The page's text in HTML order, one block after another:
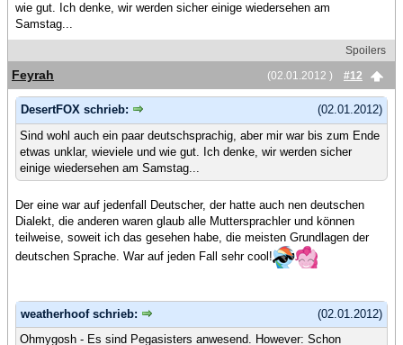
wie gut. Ich denke, wir werden sicher einige wiedersehen am
Samstag...
Spoilers
(02.01.2012 )
#12
Feyrah
(02.01.2012)
DesertFOX schrieb:
Sind wohl auch ein paar deutschsprachig, aber mir war bis zum Ende
etwas unklar, wieviele und wie gut. Ich denke, wir werden sicher
einige wiedersehen am Samstag...
Der eine war auf jedenfall Deutscher, der hatte auch nen deutschen
Dialekt, die anderen waren glaub alle Muttersprachler und können
teilweise, soweit ich das gesehen habe, die meisten Grundlagen der
deutschen Sprache. War auf jeden Fall sehr cool!
(02.01.2012)
weatherhoof schrieb:
Ohmygosh - Es sind Pegasisters anwesend. However: Schon